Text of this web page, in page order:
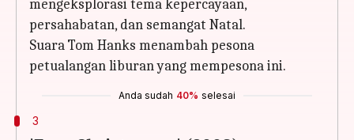
mengeksplorasi tema kepercayaan,
persahabatan, dan semangat Natal.
Suara Tom Hanks menambah pesona
petualangan liburan yang mempesona ini.
Anda sudah 40% selesai
3